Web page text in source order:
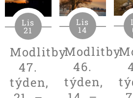
Lis
21
Modlitby
47.
týden,
Lis
14
Modlitby
46.
týden,